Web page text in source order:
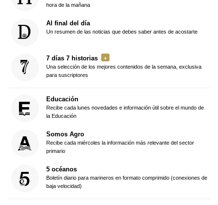
hora de la mañana
Al final del día
Un resumen de las noticias que debes saber antes de acostarte
7 días 7 historias
Una selección de los mejores contenidos de la semana, exclusiva
para suscriptores
Educación
Recibe cada lunes novedades e información útil sobre el mundo de
la Educación
Somos Agro
Recibe cada miércoles la información más relevante del sector
primario
5 océanos
Boletín diario para marineros en formato comprimido (conexiones de
baja velocidad)